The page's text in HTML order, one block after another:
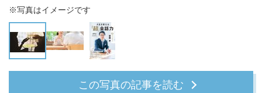
※写真はイメージです
この写真の記事を読む